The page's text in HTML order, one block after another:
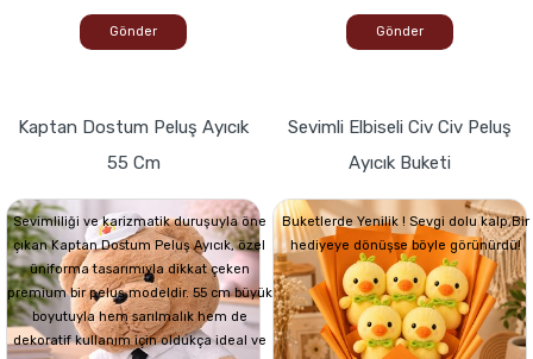
Gönder Gönder
Kaptan Dostum Peluş Ayıcık
55 Cm
Sevimliliği ve karizmatik duruşuyla öne
çıkan Kaptan Dostum Peluş Ayıcık, özel
üniforma tasarımıyla dikkat çeken
premium bir peluş modeldir. 55 cm büyük
boyutuyla hem sarılmalık hem de
dekoratif kullanım için oldukça ideal ve
Sevimli Elbiseli Civ Civ Peluş
Ayıcık Buketi
Buketlerde Yenilik ! Sevgi dolu kalp,Bir
hediyeye dönüşse böyle görünürdü!